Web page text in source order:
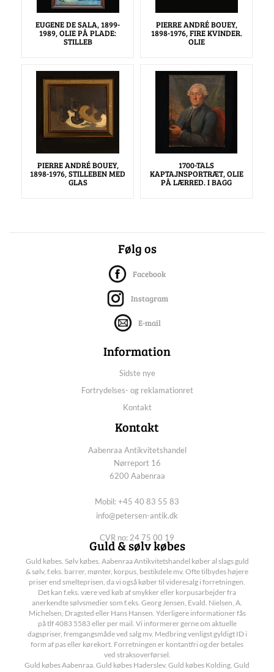
EUGENE DE SALA, 1899-
1989, OLIE PÅ PLADE:
STILLEB
PIERRE ANDRÉ BOUEY,
1898-1976, FIRE KVINDER.
OLIE
PIERRE ANDRÉ BOUEY,
1898-1976, STILLEBEN MED
GLAS
1700-TALS
KAPTAJNSPORTRÆT, OLIE
PÅ LÆRRED. I BAGG
Følg os
Facebook
Instagram
E-mail
Information
Sidste nye
Fortrydelses- og reklamationret
Kontakt
Kontakt
Aabenraa Antikvitetshandel
Nørreport 16
6200 Aabenraa
Mobil: +45 40 83 55 83
info@petersen-antik.dk
CVR no: 24 75 00 19
Guld & sølv købes
Guld købes. Sølv købes. Aabenraa Antikvitetshandel køber al slags guld
& sølv, f.eks. barrer, mønter, korpus, bestikdele mv. Ofte tilbydes højere
priser end smelteprisen, da vi også køber til videresalg i forretningen.
Det kan f.eks. være ved køb af smykker eller korpusarbejder fra
anerkendte sølvsmedier som f.eks. Georg Jensen, Evald. Nielsen, A.
Michelsen, Dragsted eller Hans Hansen. Yderligere informationer fås
på tlf 4083 5583 eller per mail. Vi informerer gerne om aktuelle
dagspriser, fremgangsmåde ved salg mv. Medbring venligst gyldigt ID i
form af pas eller kørekort. Forretningen er kontantfri og der betales
ved straksoverførsel.
Guld købes Aabenraa. Guld købes Haderslev. Guld købes Kolding. Guld